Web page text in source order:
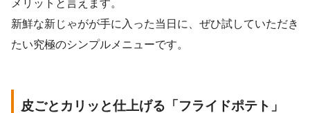
メリットと言えます。
新鮮な新じゃがが手に入った当日に、ぜひ試していただき
たい究極のシンプルメニューです。
皮ごとカリッと仕上げる「フライドポテト」